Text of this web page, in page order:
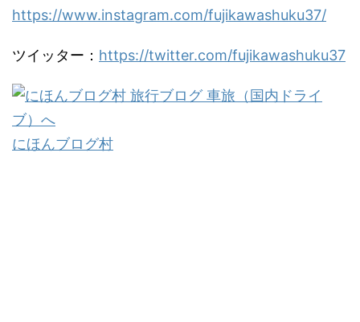
https://www.instagram.com/fujikawashuku37/
ツイッター： https://twitter.com/fujikawashuku37
にほんブログ村